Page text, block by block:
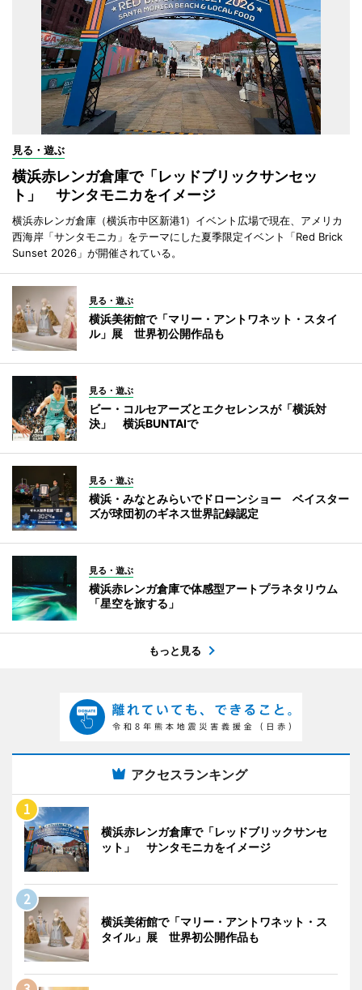
見る・遊ぶ
横浜赤レンガ倉庫で「レッドブリックサンセッ
ト」 サンタモニカをイメージ
横浜赤レンガ倉庫（横浜市中区新港1）イベント広場で現在、アメリカ
西海岸「サンタモニカ」をテーマにした夏季限定イベント「Red Brick
Sunset 2026」が開催されている。
見る・遊ぶ
横浜美術館で「マリー・アントワネット・スタイ
ル」展 世界初公開作品も
見る・遊ぶ
ビー・コルセアーズとエクセレンスが「横浜対
決」 横浜BUNTAIで
見る・遊ぶ
横浜・みなとみらいでドローンショー ベイスター
ズが球団初のギネス世界記録認定
見る・遊ぶ
横浜赤レンガ倉庫で体感型アートプラネタリウム
「星空を旅する」
もっと見る
アクセスランキング
横浜赤レンガ倉庫で「レッドブリックサンセ
ット」 サンタモニカをイメージ
横浜美術館で「マリー・アントワネット・ス
タイル」展 世界初公開作品も